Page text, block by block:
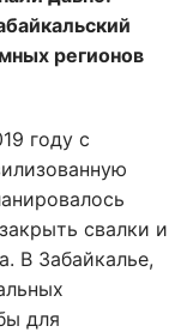
регионов
году с
свалки и
В Забайкалье,
для